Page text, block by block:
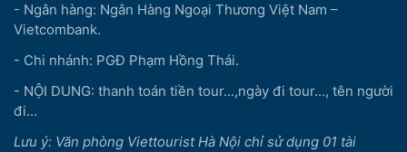
- Ngân hàng: Ngân Hàng Ngoại Thương Việt Nam –
Vietcombank.
- Chi nhánh: PGĐ Phạm Hồng Thái.
- NỘI DUNG: thanh toán tiền tour...,ngày đi tour..., tên người
đi...
Lưu ý: Văn phòng Viettourist Hà Nội chỉ sử dụng 01 tài